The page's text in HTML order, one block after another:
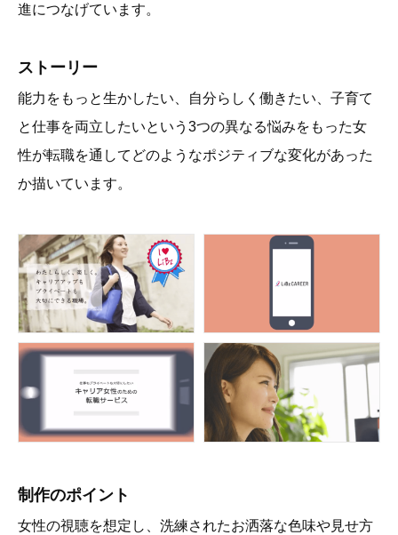
進につなげています。
ストーリー
能力をもっと生かしたい、自分らしく働きたい、子育て
と仕事を両立したいという3つの異なる悩みをもった女
性が転職を通してどのようなポジティブな変化があった
か描いています。
制作のポイント
女性の視聴を想定し、洗練されたお洒落な色味や見せ方